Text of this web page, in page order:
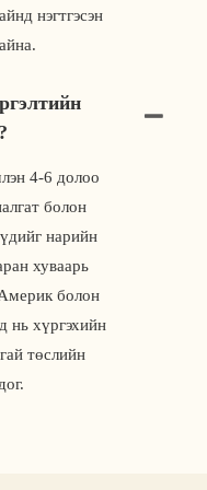
нэгтгэсэн
4-6 долоо
болон
нарийн
хуваарь
болон
нь хүргэхийн
төслийн